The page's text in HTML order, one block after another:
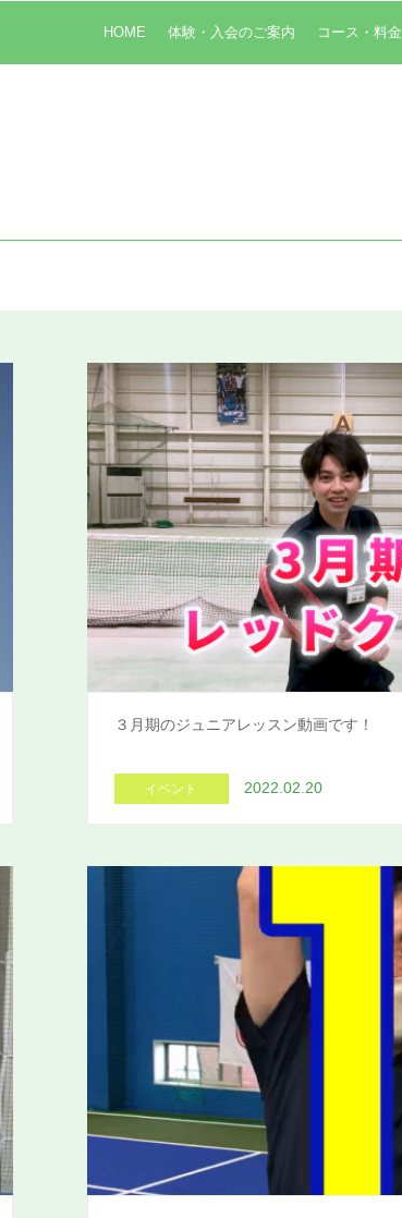
HOME 体験・入会のご案内 コース・料金
３月期のジュニアレッスン動画です！
イベント 2022.02.20